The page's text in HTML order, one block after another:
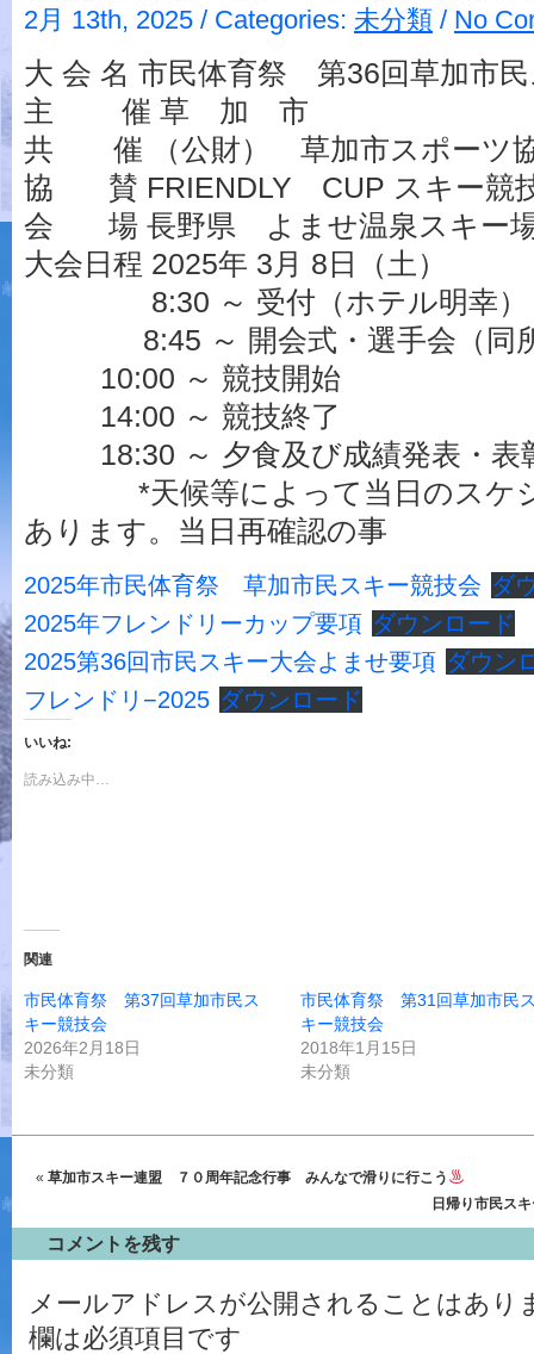
2月 13th, 2025 / Categories: 未分類 / No
大 会 名 市民体育祭 第36回草加市
主 催 草 加 市
共 催 （公財） 草加市スポーツ協
協 賛 FRIENDLY CUP スキー競
会 場 長野県 よませ温泉スキー
大会日程 2025年 3月 8日（土）
8:30 ～ 受付（ホテル明幸）
8:45 ～ 開会式・選手会（同
10:00 ～ 競技開始
14:00 ～ 競技終了
18:30 ～ 夕食及び成績発表・表
*天候等によって当日のスケジ
あります。当日再確認の事
2025年市民体育祭 草加市民スキー競技会 ダ
2025年フレンドリーカップ要項 ダウンロード
2025第36回市民スキー大会よませ要項 ダウン
フレンドリ−2025 ダウンロード
いいね:
読み込み中…
関連
市民体育祭 第37回草加市民ス
キー競技会
2026年2月18日
未分類
市民体育祭 第31回草加市民
キー競技会
2018年1月15日
未分類
« 草加市スキー連盟 ７０周年記念行事 みんなで滑りに行こう
日帰り市民ス
コメントを残す
メールアドレスが公開されることはあり
欄は必須項目です